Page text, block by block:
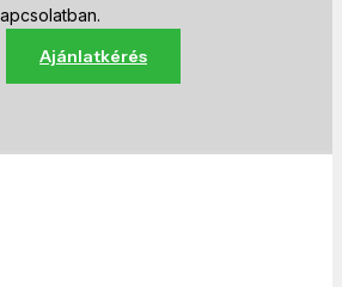
Ajánlatkérés